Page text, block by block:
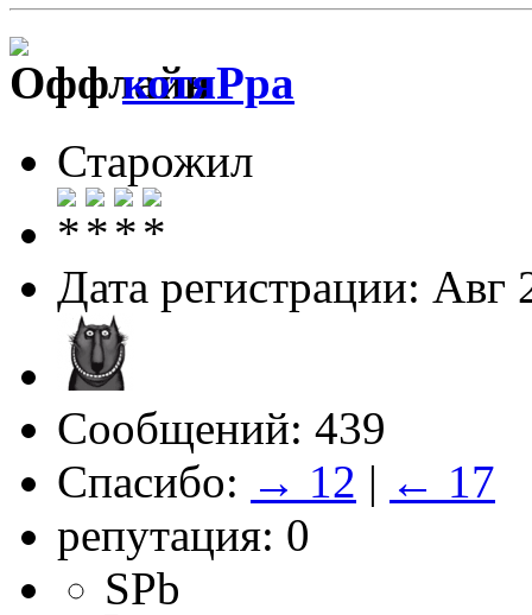
котяРра
Старожил
Дата регистрации: Авг
Сообщений: 439
Спасибо: → 12 | ← 17
репутация: 0
SPb